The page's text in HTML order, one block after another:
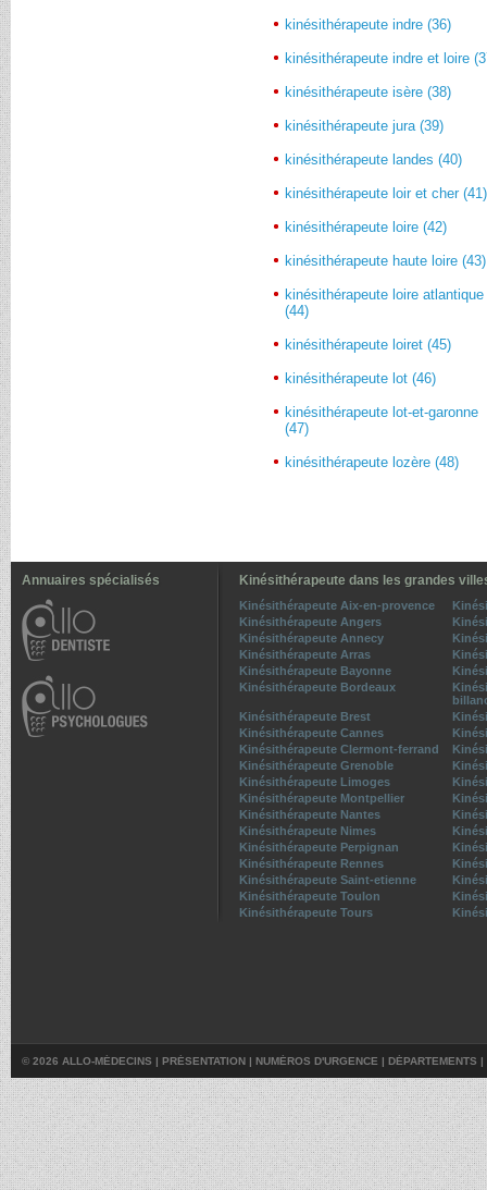
kinésithérapeute indre (36)
kinésithérapeute indre et loire
kinésithérapeute isère (38)
kinésithérapeute jura (39)
kinésithérapeute landes (40)
kinésithérapeute loir et cher (41)
kinésithérapeute loire (42)
kinésithérapeute haute loire (43)
kinésithérapeute loire atlantique
(44)
kinésithérapeute loiret (45)
kinésithérapeute lot (46)
kinésithérapeute lot-et-garonne
(47)
kinésithérapeute lozère (48)
Annuaires spécialisés Kinésithérapeute dans les grandes
Kinésithérapeute Aix-en-provence
Kinésithérapeute Angers
Kinésithérapeute Annecy
Kinésithérapeute Arras
Kinésithérapeute Bayonne
Kinésithérapeute Bordeaux
Kinésithérapeute Brest
Kinésithérapeute Cannes
Kinésithérapeute Clermont-ferrand
Kinésithérapeute Grenoble
Kinésithérapeute Limoges
Kinésithérapeute Montpellier
Kinésithérapeute Nantes
Kinésithérapeute Nimes
Kinésithérapeute Perpignan
Kinésithérapeute Rennes
Kinésithérapeute Saint-etienne
Kinésithérapeute Toulon
Kinésithérapeute Tours
© 2026 ALLO-MÉDECINS | PRÉSENTATION | NUMÉROS D'URGENCE | DÉPARTEMENTS |